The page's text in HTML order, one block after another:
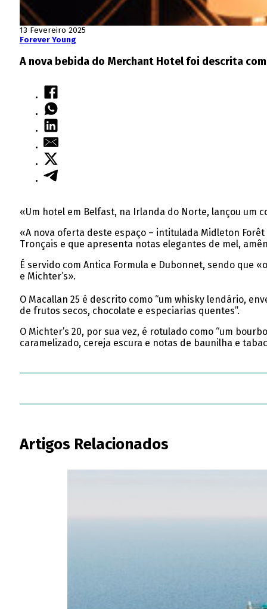
13 Fevereiro 2025
Forever Young
A nova bebida do Merchant Hotel foi descrita
«Um hotel em Belfast, na Irlanda do Norte, lançou um
«A nova oferta deste espaço – intitulada Midleton
Tronçais e que apresenta notas elegantes de mel,
É servido com Antica Formula e Dubonnet, sendo que
e Michter’s».
O Macallan 25 é descrito como “um whisky lendário,
de frutos secos, chocolate e especiarias quentes”.
O Michter’s 20, por sua vez, é rotulado como “um
caramelizado, cereja escura e notas de baunilha e
Artigos Relacionados